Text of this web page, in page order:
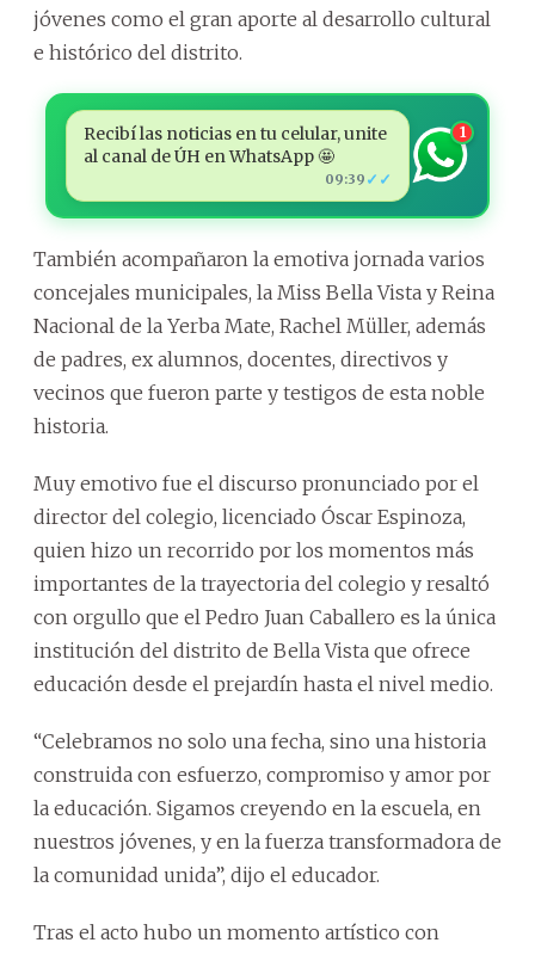
jóvenes como el gran aporte al desarrollo cultural
e histórico del distrito.
Recibí las noticias en tu celular, unite
al canal de ÚH en WhatsApp 🤩
09:39 ✓✓
1
También acompañaron la emotiva jornada varios
concejales municipales, la Miss Bella Vista y Reina
Nacional de la Yerba Mate, Rachel Müller, además
de padres, ex alumnos, docentes, directivos y
vecinos que fueron parte y testigos de esta noble
historia.
Muy emotivo fue el discurso pronunciado por el
director del colegio, licenciado Óscar Espinoza,
quien hizo un recorrido por los momentos más
importantes de la trayectoria del colegio y resaltó
con orgullo que el Pedro Juan Caballero es la única
institución del distrito de Bella Vista que ofrece
educación desde el prejardín hasta el nivel medio.
“Celebramos no solo una fecha, sino una historia
construida con esfuerzo, compromiso y amor por
la educación. Sigamos creyendo en la escuela, en
nuestros jóvenes, y en la fuerza transformadora de
la comunidad unida”, dijo el educador.
Tras el acto hubo un momento artístico con